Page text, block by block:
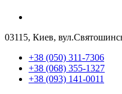
03115, Киев,
+38 (050) 311-7306
+38 (068) 355-1327
+38 (093) 141-0011